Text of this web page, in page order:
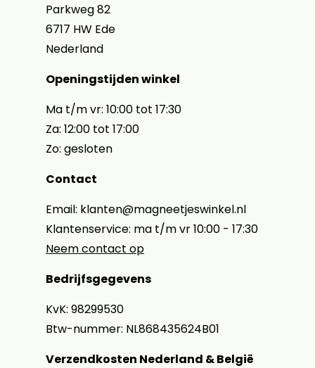
Parkweg 82
6717 HW Ede
Nederland
Openingstijden winkel
Ma t/m vr: 10:00 tot 17:30
Za: 12:00 tot 17:00
Zo: gesloten
Contact
Email: klanten@magneetjeswinkel.nl
Klantenservice: ma t/m vr 10:00 - 17:30
Neem contact op
Bedrijfsgegevens
KvK: 98299530
Btw-nummer: NL868435624B01
Verzendkosten Nederland & België